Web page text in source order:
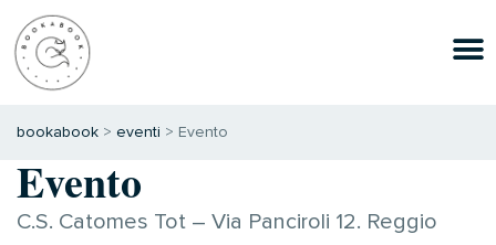
bookabook > eventi > Evento
Evento
C.S. Catomes Tot – Via Panciroli 12. Reggio